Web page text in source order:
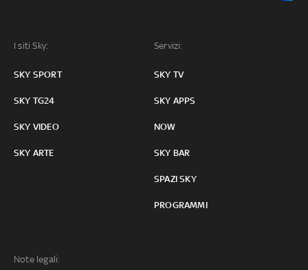
I siti Sky:
SKY SPORT
SKY TG24
SKY VIDEO
SKY ARTE
Servizi:
SKY TV
SKY APPS
NOW
SKY BAR
SPAZI SKY
PROGRAMMI
Note legali: